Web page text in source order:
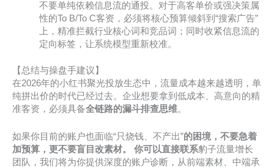
不要单纯依赖信息流的通投。对于高客单价或强决策属
性的To B/To C客资，必须将核心预算倾斜到“搜索广告”
上，精准拦截行业核心词和竞品词；同时收紧信息流的
定向标签，让系统模型重新校准。
【总结与操盘手建议】
在2026年的小红书聚光投放生态中，流量成本越来越透明，单
纯拼出价的时代已经过去。企业想要拿到低成本、高意向的精
准客资，必须具备全链路的漏斗排查思维。
如果你目前的账户也面临“只烧钱、不产出”的困境，不要急着
加预算，更不要盲目改素材。 你可以直接联系豹子流量增长
团队，我们将为你提供深度的账户诊断，从前端素材、中端承